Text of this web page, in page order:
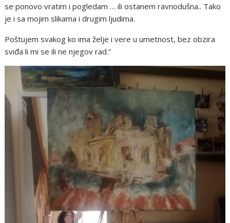
se ponovo vratim i pogledam … ili ostanem ravnodušna.. Tako
je i sa mojim slikama i drugim ljudima.
Poštujem svakog ko ima želje i vere u umetnost, bez obzira
sviđa li mi se ili ne njegov rad.“